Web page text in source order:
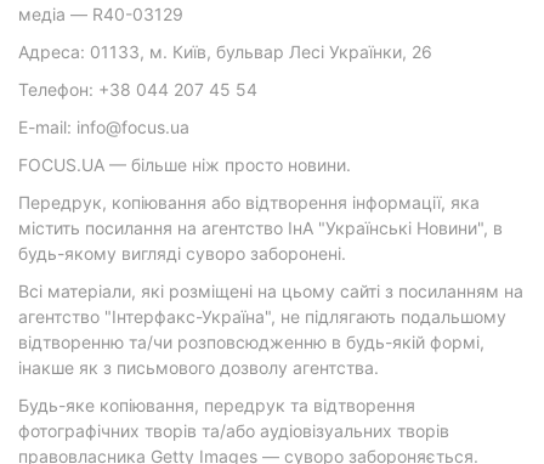
медіа — R40-03129
Адреса: 01133, м. Київ, бульвар Лесі Українки, 26
Телефон: +38 044 207 45 54
E-mail: info@focus.ua
FOCUS.UA — більше ніж просто новини.
Передрук, копіювання або відтворення інформації, яка
містить посилання на агентство ІнА "Українські Новини", в
будь-якому вигляді суворо заборонені.
Всі матеріали, які розміщені на цьому сайті з посиланням на
агентство "Інтерфакс-Україна", не підлягають подальшому
відтворенню та/чи розповсюдженню в будь-якій формі,
інакше як з письмового дозволу агентства.
Будь-яке копіювання, передрук та відтворення
фотографічних творів та/або аудіовізуальних творів
правовласника Getty Images — суворо забороняється.